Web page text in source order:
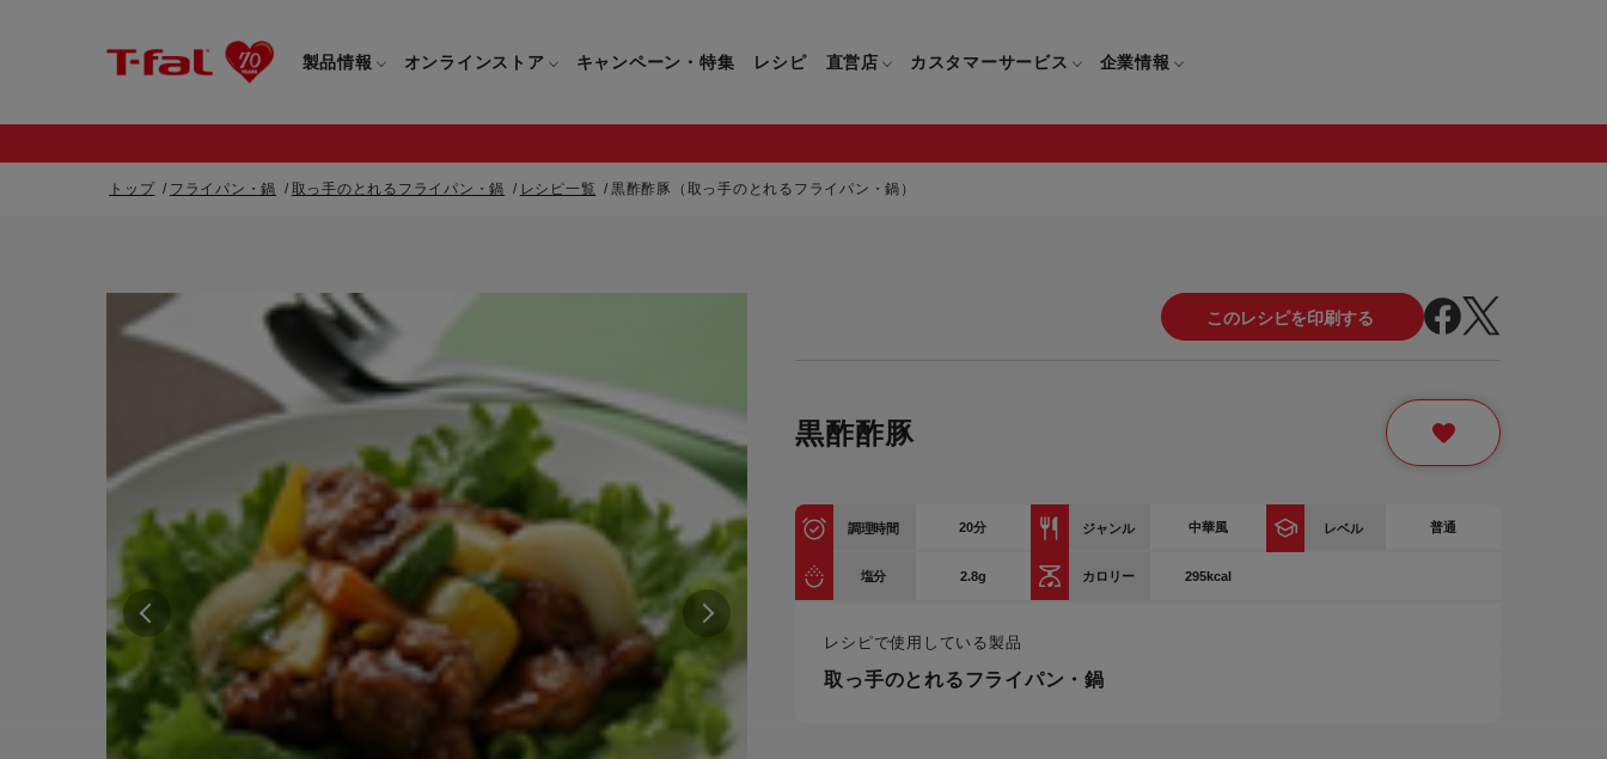
製品情報
取っ手つきフライパン・鍋
取っ手のとれるフライパン・鍋
電気ケトル
すべての電気ケトル
圧力鍋・電気圧力鍋
すべての圧力鍋・電気圧力鍋
マルチみじん切り器
保存容器
ドリンクウェア
キッチンツール
カトラリー
炊飯器
すべての炊飯器
卓上IH調理器
トースター
電気圧力鍋
生活家電
オンラインストア
すべてのフライパン・鍋一覧
取っ手つきフライパン・鍋一覧
取っ手のとれるフライパン・鍋一覧
電気ケトル一覧
すべての電気ケトル一覧
圧力鍋・電気圧力鍋一覧
すべての圧力鍋・電気圧力鍋一覧
圧力鍋一覧
キッチンナイフ(包丁)一覧
マルチみじん切り器一覧
保存容器一覧
ドリンクウェア一覧
キッチンツール一覧
カトラリー一覧
炊飯器一覧
すべての炊飯器一覧
ハンドブレンダー一覧
卓上IH調理器一覧
トースター一覧
生活家電一覧
ギフト・プレゼント特集
キャンペーン・特集 レシピ 直営店 カスタマーサービス
重要なお知らせ
ご購入についてのよくあるご質問
ティファール会員に関するよくある
ご質問
保証について
企業情報
CM・ブランド動画
グループセブジャパン
カスタマーハラスメント
について
採用情報
トップ フライパン・鍋 取っ手のとれるフライパン・鍋 レシピ一覧 黒酢酢豚（取っ手のとれるフライパン・鍋）
黒酢酢豚
調理時間 20分 ジャンル 中華風 レベル 普通
塩分 2.8g カロリー 295kcal
レシピで使用している製品
取っ手のとれるフライパン・鍋